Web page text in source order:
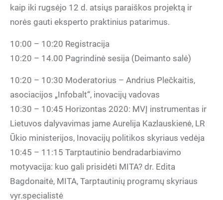
kaip iki rugsėjo 12 d. atsiųs paraiškos projektą ir
norės gauti eksperto praktinius patarimus.
10:00 – 10:20 Registracija
10:20 – 14.00 Pagrindinė sesija (Deimanto salė)
10:20 – 10:30 Moderatorius – Andrius Plečkaitis,
asociacijos „Infobalt“, inovacijų vadovas
10:30 – 10:45 Horizontas 2020: MVĮ instrumentas ir
Lietuvos dalyvavimas jame Aurelija Kazlauskienė, LR
Ūkio ministerijos, Inovacijų politikos skyriaus vedėja
10:45 – 11:15 Tarptautinio bendradarbiavimo
motyvacija: kuo gali prisidėti MITA? dr. Edita
Bagdonaitė, MITA, Tarptautinių programų skyriaus
vyr.specialistė